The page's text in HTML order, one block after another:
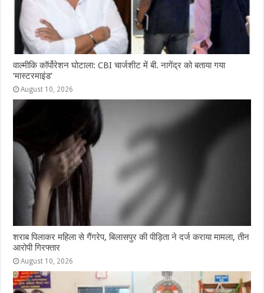
वाल्मीकि कॉर्पोरेशन घोटाला: CBI चार्जशीट में बी. नागेंद्र को बताया गया
‘मास्टरमाइंड’
August 10, 2026
शराब पिलाकर महिला से गैंगरेप, बिलासपुर की पीड़िता ने दर्ज कराया मामला, तीन
आरोपी गिरफ्तार
August 10, 2026